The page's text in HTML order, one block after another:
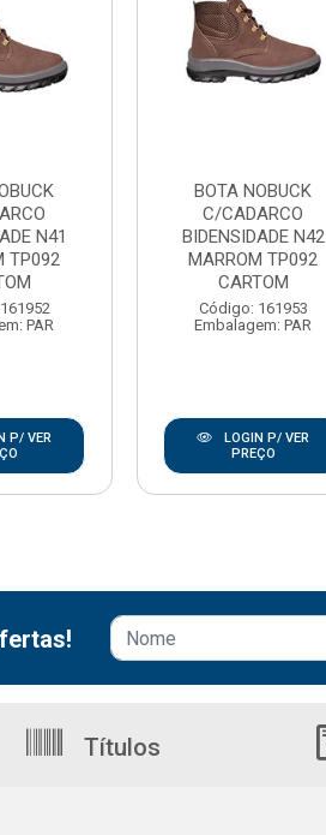
N41
TP092
PAR
P/ VER
BOTA NOBUCK
C/CADARCO
BIDENSIDADE N42
MARROM TP092
CARTOM
Código: 161953
Embalagem: PAR
LOGIN P/ VER
PREÇO
Títulos